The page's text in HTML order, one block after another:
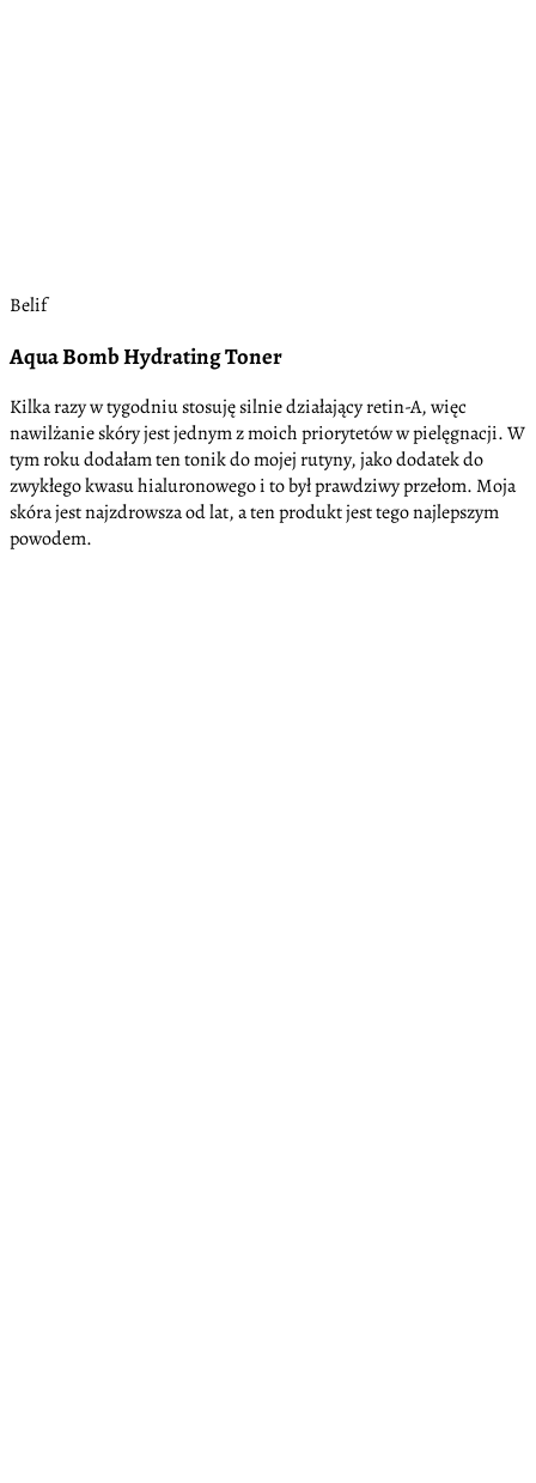
Belif
Aqua Bomb Hydrating Toner
Kilka razy w tygodniu stosuję silnie działający retin-A, więc
nawilżanie skóry jest jednym z moich priorytetów w pielęgnacji. W
tym roku dodałam ten tonik do mojej rutyny, jako dodatek do
zwykłego kwasu hialuronowego i to był prawdziwy przełom. Moja
skóra jest najzdrowsza od lat, a ten produkt jest tego najlepszym
powodem.